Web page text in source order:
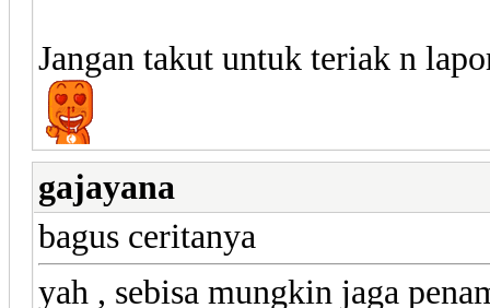
Jangan takut untuk teriak n
gajayana
bagus ceritanya
yah , sebisa mungkin jaga